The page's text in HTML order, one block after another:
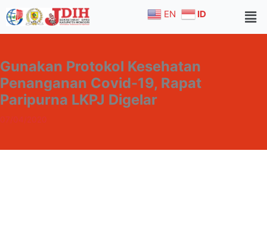
to
content
EN ID
Gunakan Protokol Kesehatan
Penanganan Covid-19, Rapat
Paripurna LKPJ Digelar
07/04/2020